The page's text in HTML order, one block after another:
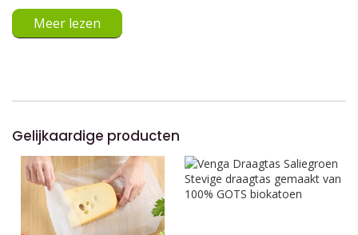
Meer lezen
Gelijkaardige producten